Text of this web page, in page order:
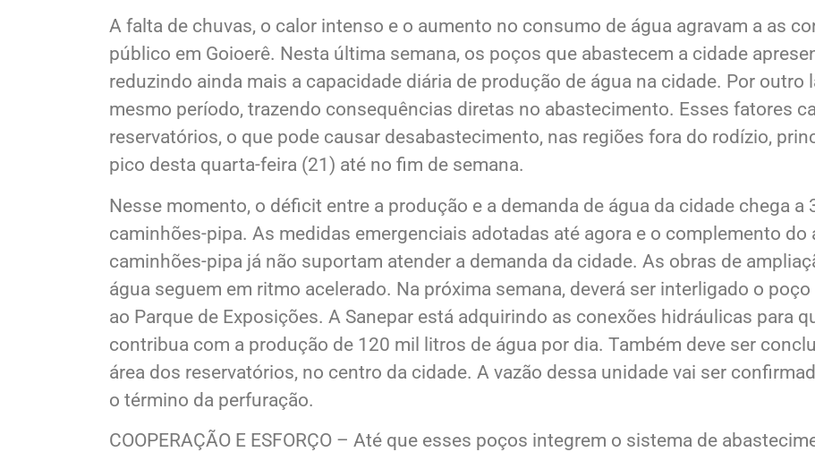
A falta de chuvas, o calor intenso e o aumento no consumo de água agravam a as
público em Goioerê. Nesta última semana, os poços que abastecem a cidade
reduzindo ainda mais a capacidade diária de produção de água na cidade. Por outro
mesmo período, trazendo consequências diretas no abastecimento. Esses fatores
reservatórios, o que pode causar desabastecimento, nas regiões fora do rodízio,
pico desta quarta-feira (21) até no fim de semana.
Nesse momento, o déficit entre a produção e a demanda de água da cidade chega a
caminhões-pipa. As medidas emergenciais adotadas até agora e o complemento
caminhões-pipa já não suportam atender a demanda da cidade. As obras de
água seguem em ritmo acelerado. Na próxima semana, deverá ser interligado o
ao Parque de Exposições. A Sanepar está adquirindo as conexões hidráulicas para
contribua com a produção de 120 mil litros de água por dia. Também deve ser
área dos reservatórios, no centro da cidade. A vazão dessa unidade vai ser
o término da perfuração.
COOPERAÇÃO E ESFORÇO – Até que esses poços integrem o sistema de